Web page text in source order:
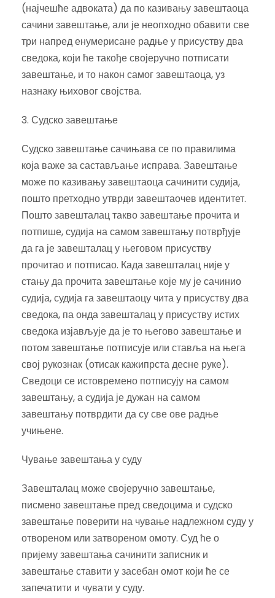
(најчешће адвоката) да по казивању завештаоца
сачини завештање, али је неопходно обавити све
три напред енумерисане радње у присуству два
сведока, који ће такође својеручно потписати
завештање, и то након самог завештаоца, уз
назнаку њиховог својства.
3. Судско завештање
Судско завештање сачињава се по правилима
која важе за састављање исправа. Завештање
може по казивању завештаоца сачинити судија,
пошто претходно утврди завештаочев идентитет.
Пошто завешталац такво завештање прочита и
потпише, судија на самом завештању потврђује
да га је завешталац у његовом присуству
прочитао и потписао. Када завешталац није у
стању да прочита завештање које му је сачинио
судија, судија га завештаоцу чита у присуству два
сведока, па онда завешталац у присуству истих
сведока изјављује да је то његово завештање и
потом завештање потписује или ставља на њега
свој рукознак (отисак кажипрста десне руке).
Сведоци се истовремено потписују на самом
завештању, а судија је дужан на самом
завештању потврдити да су све ове радње
учињене.
Чување завештања у суду
Завешталац може својеручно завештање,
писмено завештање пред сведоцима и судско
завештање поверити на чување надлежном суду у
отвореном или затвореном омоту. Суд ће о
пријему завештања сачинити записник и
завештање ставити у засебан омот који ће се
запечатити и чувати у суду.